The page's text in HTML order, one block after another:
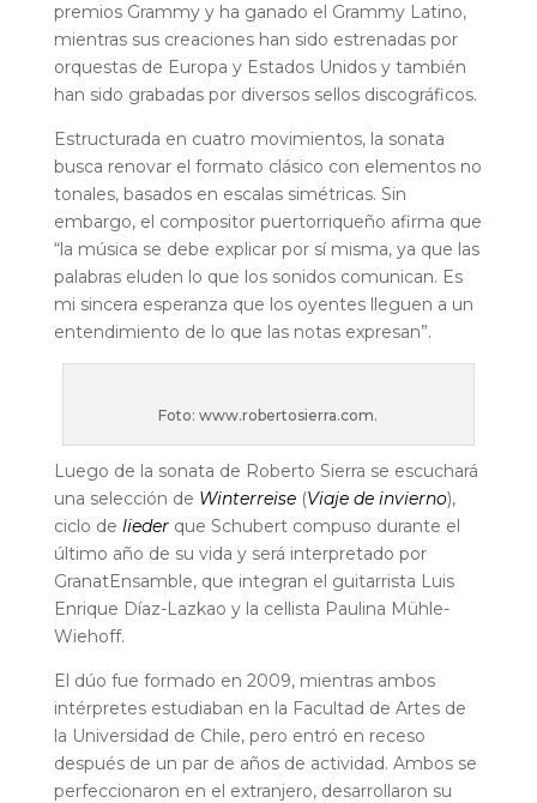
premios Grammy y ha ganado el Grammy Latino,
mientras sus creaciones han sido estrenadas por
orquestas de Europa y Estados Unidos y también
han sido grabadas por diversos sellos discográficos.
Estructurada en cuatro movimientos, la sonata
busca renovar el formato clásico con elementos no
tonales, basados en escalas simétricas. Sin
embargo, el compositor puertorriqueño afirma que
“la música se debe explicar por sí misma, ya que las
palabras eluden lo que los sonidos comunican. Es
mi sincera esperanza que los oyentes lleguen a un
entendimiento de lo que las notas expresan”.
Foto: www.robertosierra.com.
Luego de la sonata de Roberto Sierra se escuchará
una selección de Winterreise(Viaje de invierno),
ciclo de liederque Schubert compuso durante el
último año de su vida y será interpretado por
GranatEnsamble, que integran el guitarrista Luis
Enrique Díaz-Lazkao y la cellista Paulina Mühle-
Wiehoff.
El dúo fue formado en 2009, mientras ambos
intérpretes estudiaban en la Facultad de Artes de
la Universidad de Chile, pero entró en receso
después de un par de años de actividad. Ambos se
perfeccionaron en el extranjero, desarrollaron su